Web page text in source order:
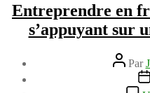
Entreprendre en
s’appuyant sur
Auteur
de
l’article
Par
de